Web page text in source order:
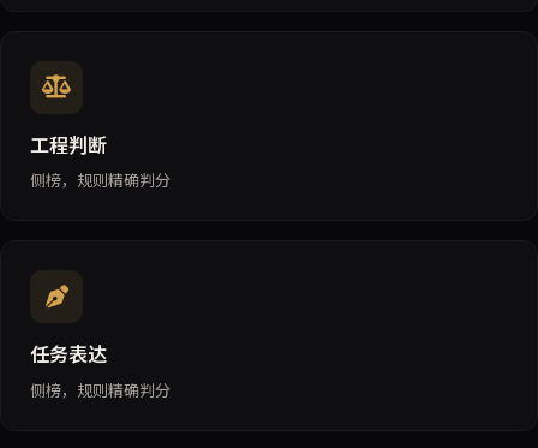
工程判断
侧榜，规则精确判分
任务表达
侧榜，规则精确判分